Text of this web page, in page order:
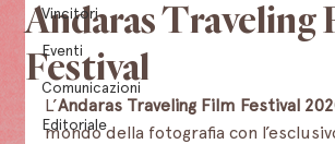
Vincitori
Eventi
Comunicazioni
Editoriale
Andaras Traveling
Festival
L’Andaras Traveling Film Festival
mondo della fotografia con